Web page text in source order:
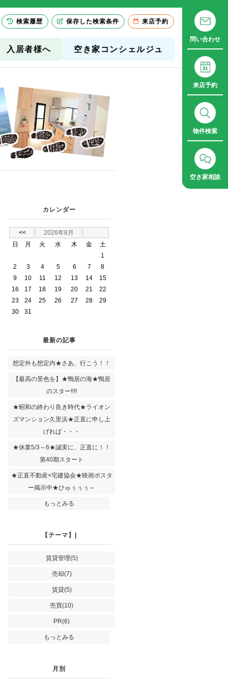
入居者様へ 空き家コンシェルジュ
問い合わせ
来店予約
物件検索
空き家相談
カレンダー
<<
2026年8月
日
月 火 水 木 金
土
1
2
3 4 5 6 7
8
9
10 11 12 13 14
15
16
17 18 19 20 21
22
23
24 25 26 27 28
29
30
31
最新の記事
想定外も想定内★さあ、行こう！！
【最高の景色を】★鴨居の海★鴨居
のスター!!!!
★昭和の終わり良き時代★ライオン
ズマンション久里浜★正直に申し上
げれば・・・
★休業5/3～6★誠実に、正直に！！
第40期スタート
★正直不動産×宅建協会★映画ポスタ
ー掲示中★ひゅぅぅぅ～
もっとみる
【テーマ】|
賃貸管理(5)
売却(7)
賃貸(5)
売買(10)
PR(6)
もっとみる
月別
検索履歴 保存した検索条件 来店予約